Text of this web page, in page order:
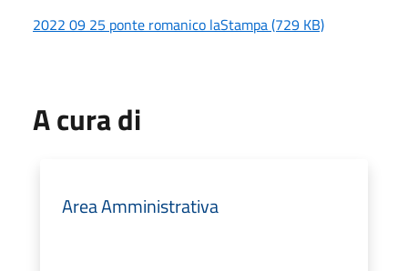
2022 09 25 ponte romanico laStampa (729 KB)
A cura di
Area Amministrativa